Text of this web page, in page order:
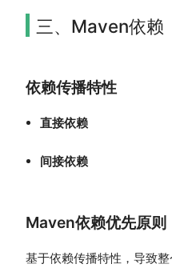
三、Maven依赖
依赖传播特性
直接依赖
间接依赖
Maven依赖优先原则
基于依赖传播特性，导致